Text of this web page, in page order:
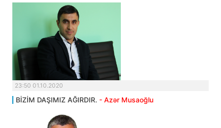
23:50 01.10.2020
BİZİM DAŞIMIZ AĞIRDIR. - Azər Musaoğlu